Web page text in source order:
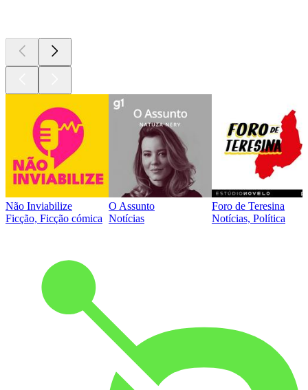
Não Inviabilize
Ficção, Ficção cómica
O Assunto
Notícias
Foro de Teresina
Notícias, Política